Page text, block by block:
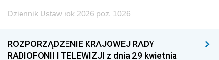
Dziennik Ustaw rok 2026 poz. 1026
ROZPORZĄDZENIE KRAJOWEJ RADY
RADIOFONII I TELEWIZJI z dnia 29 kwietnia